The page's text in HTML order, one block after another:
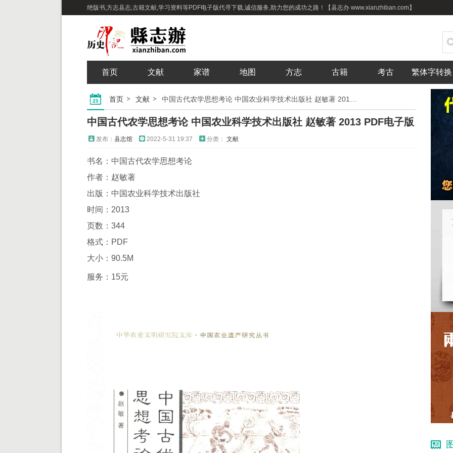
绝版书,方志县志,古籍文献,学习资料等PDF电子版代寻下载,诚信服务,助力您的成功之路！【县志办 www.xianzhiban.com】
首页 文献 家谱 地图 方志 古籍 考古 繁体字转换
首页 文献
中国古代农学思想考论 中国农业科学技术出版社 赵敏著 2013 PDF电子版
发布： 县志馆 2022-5-31 19:37 分类： 文献
书名：中国古代农学思想考论
作者：赵敏著
出版：中国农业科学技术出版社
时间：2013
页数：344
格式：PDF
大小：90.5M
服务：15元